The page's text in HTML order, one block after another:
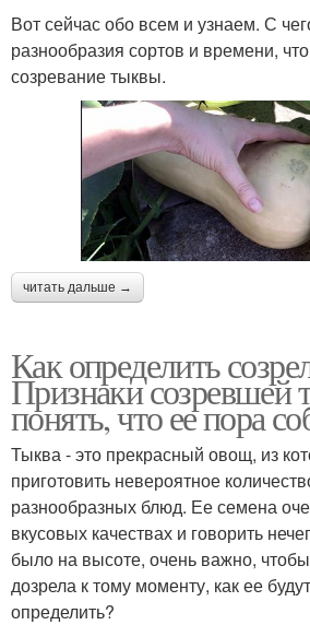
Вот сейчас обо всем и узнаем. С
разнообразия сортов и времени,
созревание тыквы.
читать дальше →
Как определить
Признаки созревшей
понять, что ее пора
Тыква - это прекрасный овощ, из
приготовить невероятное
разнообразных блюд. Ее семена
вкусовых качествах и говорить
было на высоте, очень важно,
дозрела к тому моменту, как ее
определить?